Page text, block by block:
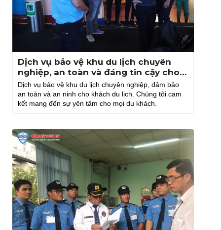
Dịch vụ bảo vệ khu du lịch chuyên
nghiệp, an toàn và đáng tin cậy cho
mọi địa điểm
Dịch vụ bảo vệ khu du lịch chuyên nghiệp, đảm bảo
an toàn và an ninh cho khách du lịch. Chúng tôi cam
kết mang đến sự yên tâm cho mọi du khách.